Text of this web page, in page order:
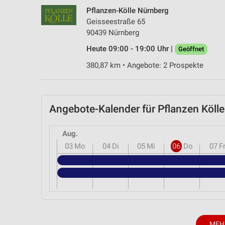
Pflanzen-Kölle Nürnberg
Geisseestraße 65
90439 Nürnberg
Heute 09:00 - 19:00 Uhr |
Geöffnet
380,87 km • Angebote: 2 Prospekte
Angebote-Kalender für Pflanzen
Aug.
03 Mo 04 Di 05 Mi 06 Do 07 Fr
Messung der Performance von Inhalten
Analyse von Zielgruppen durch Statistiken oder Kombinationen
Verwendung genauer Standortdaten
Geräte anhand von aktiv angeforderten Informationen
Nicht-IAB-Verarbeitungszwecke: